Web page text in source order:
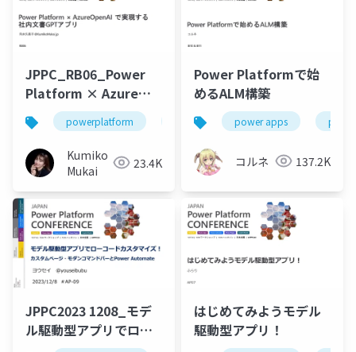
JPPC_RB06_Power
Platform × Azure
OpenAI で実現する社
内文書GPTアプリ
powerplatform jppc2023 gpt
Kumiko
Mukai
23.4K
Power Platformで始
めるALM構築
power apps
コルネ 137.2K
JPPC2023 1208_モデ
ル駆動型アプリでロー
はじめてみようモデル
駆動型アプリ！